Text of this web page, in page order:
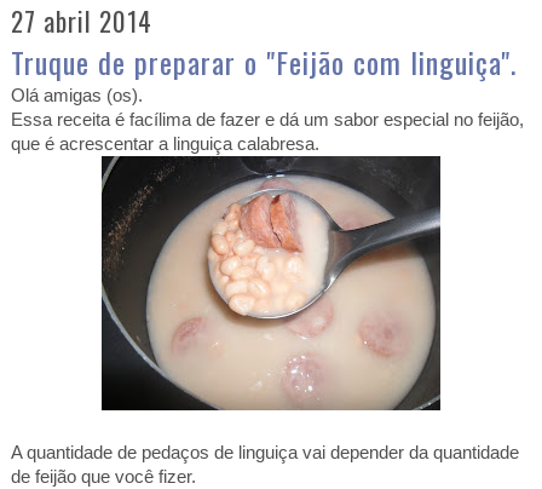
27 abril 2014
Truque de preparar o "Feijão com linguiça".
Olá amigas (os).
Essa receita é facílima de fazer e dá um sabor especial no feijão,
que é acrescentar a linguiça calabresa.
A quantidade de pedaços de linguiça vai depender da quantidade
de feijão que você fizer.